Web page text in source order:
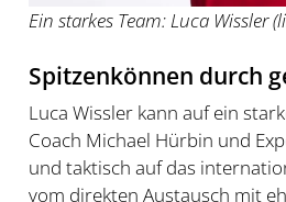
Ein starkes Team: Luca Wissler
Spitzenkönnen durch
Luca Wissler kann auf ein
Coach Michael Hürbin und
und taktisch auf das
vom direkten Austausch mit